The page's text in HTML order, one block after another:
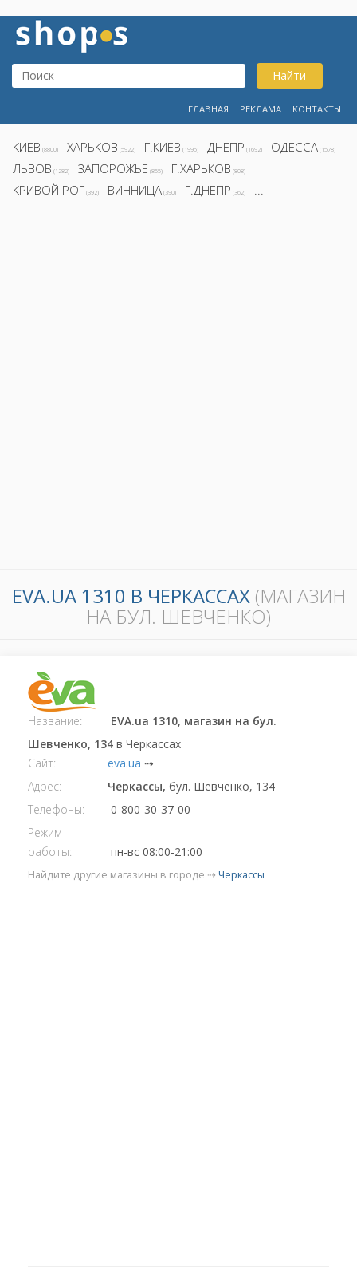
Найти
ГЛАВНАЯ РЕКЛАМА КОНТАКТЫ
КИЕВ (8800) ХАРЬКОВ (5922) Г.КИЕВ (1995) ДНЕПР (1692) ОДЕССА (1578)
ЛЬВОВ (1282) ЗАПОРОЖЬЕ (855) Г.ХАРЬКОВ (808)
КРИВОЙ РОГ (392) ВИННИЦА (390) Г.ДНЕПР (362) ...
EVA.UA 1310 В ЧЕРКАССАХ(МАГАЗИН
НА БУЛ. ШЕВЧЕНКО)
Название:
EVA.ua 1310, магазин на бул.
Шевченко, 134 в Черкассах
Сайт:
eva.ua ⇢
Адрес:
Черкассы, бул. Шевченко, 134
Телефоны:
0-800-30-37-00
Режим
работы:
пн-вс 08:00-21:00
Найдите другие магазины в городе ⇢ Черкассы